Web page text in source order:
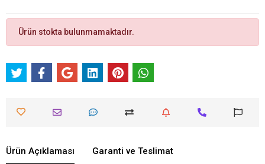
Ürün stokta bulunmamaktadır.
Ürün Açıklaması Garanti ve Teslimat